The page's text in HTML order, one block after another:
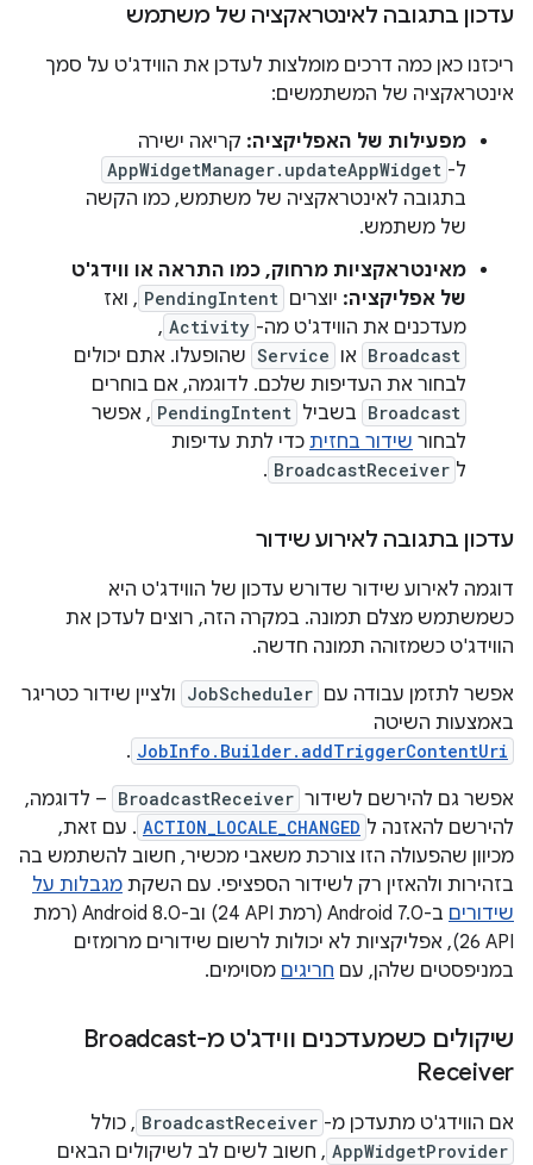
עדכון בתגובה לאינטראקציה של משתמש
ריכזנו כאן כמה דרכים מומלצות לעדכן את הווידג'ט על סמך
אינטראקציה של המשתמשים:
מפעילות של האפליקציה: קריאה ישירה
ל- AppWidgetManager.updateAppWidget
בתגובה לאינטראקציה של משתמש, כמו הקשה
של משתמש.
מאינטראקציות מרחוק, כמו התראה או ווידג'ט
של אפליקציה: יוצרים PendingIntent , ואז
מעדכנים את הווידג'ט מה- Activity
,‏
Broadcast או Service שהופעלו. אתם יכולים
לבחור את העדיפות שלכם. לדוגמה, אם בוחרים
Broadcast בשביל PendingIntent , אפשר
לבחור שידור בחזית כדי לתת עדיפות
ל BroadcastReceiver
.
עדכון בתגובה לאירוע שידור
דוגמה לאירוע שידור שדורש עדכון של הווידג'ט היא
כשמשתמש מצלם תמונה. במקרה הזה, רוצים לעדכן את
הווידג'ט כשמזוהה תמונה חדשה.
אפשר לתזמן עבודה עם JobScheduler ולציין שידור כטריגר
באמצעות השיטה
JobInfo.Builder.addTriggerContentUri
.
אפשר גם להירשם לשידור BroadcastReceiver – לדוגמה,
להירשם להאזנה ל ACTION_LOCALE_CHANGED . עם זאת,
מכיוון שהפעולה הזו צורכת משאבי מכשיר, חשוב להשתמש בה
בזהירות ולהאזין רק לשידור הספציפי. עם השקת מגבלות על
שידורים
ב-Android 7.0 (רמת API‏ 24) וב-Android 8.0 (רמת
API‏ 26), אפליקציות לא יכולות לרשום שידורים מרומזים
במניפסטים שלהן, עם חריגים מסוימים.
שיקולים כשמעדכנים ווידג'ט מ-Broadcast
Receiver
אם הווידג'ט מתעדכן מ- BroadcastReceiver , כולל
AppWidgetProvider , חשוב לשים לב לשיקולים הבאים